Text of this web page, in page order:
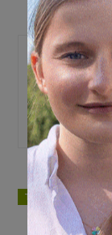
TAGS calcio a 5